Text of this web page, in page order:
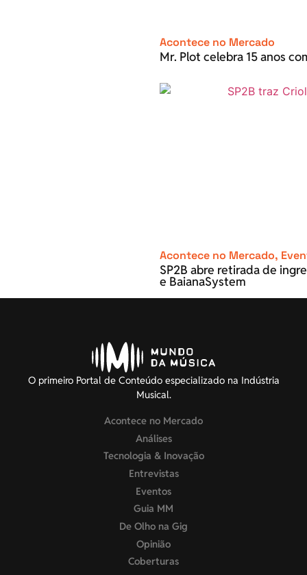
Acontece no Mercado
Mr. Plot celebra 15 anos
Acontece no Mercado,
SP2B abre retirada de
e BaianaSystem
O primeiro Portal de Conteúdo especializado na Indústria
Musical.
Acontece no Mercado
Análises
Tecnologia & Inovação
Entrevistas
Eventos
Guia MM
De Olho na Gig
Opinião
Coberturas